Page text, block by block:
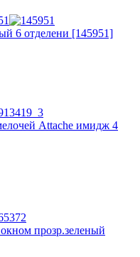
6 отделени [145951]
Attache имидж 4
прозр.зеленый